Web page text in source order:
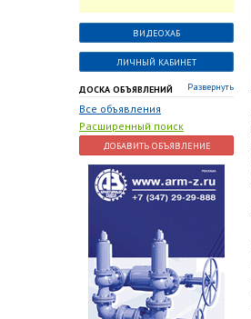
ВИДЕОХАБ
ЛИЧНЫЙ КАБИНЕТ
ДОСКА ОБЪЯВЛЕНИЙ Развернуть
Все объявления
Расширенный поиск
ДОБАВИТЬ ОБЪЯВЛЕНИЕ